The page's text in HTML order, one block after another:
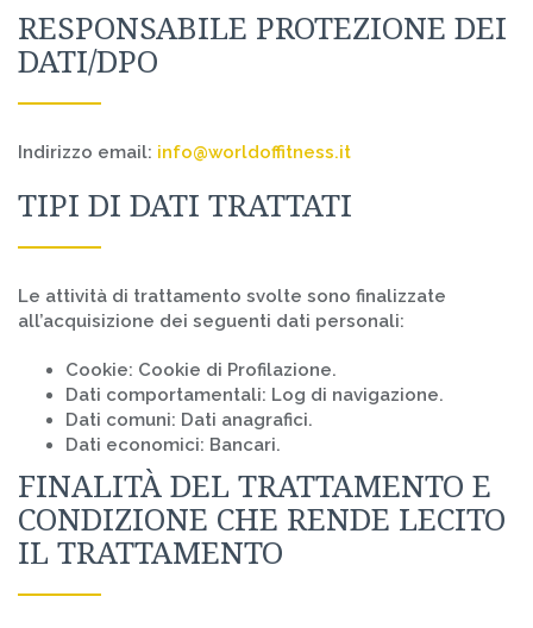
RESPONSABILE PROTEZIONE DEI
DATI/DPO
Indirizzo email: info@worldoffitness.it
TIPI DI DATI TRATTATI
Le attività di trattamento svolte sono finalizzate
all’acquisizione dei seguenti dati personali:
Cookie: Cookie di Profilazione.
Dati comportamentali: Log di navigazione.
Dati comuni: Dati anagrafici.
Dati economici: Bancari.
FINALITÀ DEL TRATTAMENTO E
CONDIZIONE CHE RENDE LECITO
IL TRATTAMENTO